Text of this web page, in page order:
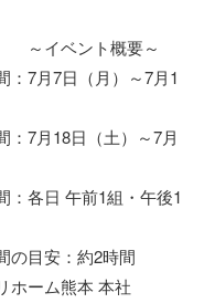
要～
月）～7月1
土）～7月
1組・午後1
約2時間
本 本社